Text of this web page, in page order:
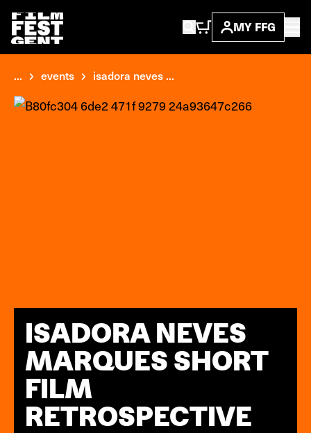
MY FFG
... events isadora neves ...
ISADORA NEVES
MARQUES SHORT
FILM
RETROSPECTIVE